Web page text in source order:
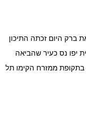
ברק היום זכתה התיכון
יפו נס כעיר שהביאה
ממזרח הקימו תל